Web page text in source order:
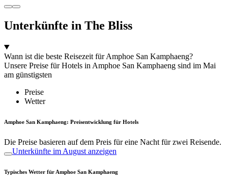
Unterkünfte in The Bliss
Wann ist die beste Reisezeit für Amphoe San Kamphaeng?
Unsere Preise für Hotels in Amphoe San Kamphaeng sind im Mai
am günstigsten
Preise
Wetter
Amphoe San Kamphaeng: Preisentwicklung für Hotels
Die Preise basieren auf dem Preis für eine Nacht für zwei Reisende.
Unterkünfte im August anzeigen
Typisches Wetter für Amphoe San Kamphaeng